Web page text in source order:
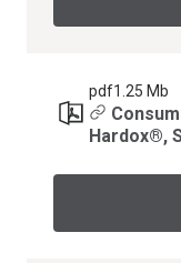
pdf1.25 Mb
Hardox®,